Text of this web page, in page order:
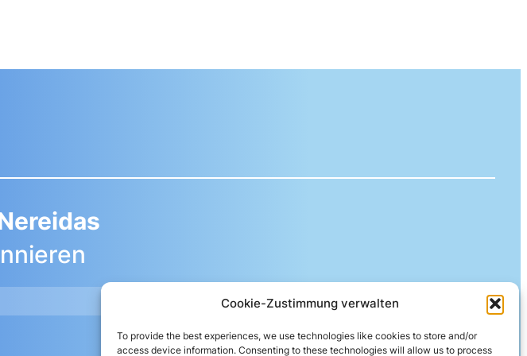
Cookie-Zustimmung verwalten
To provide the best experiences, we use technologies like cookies to store and/or
access device information. Consenting to these technologies will allow us to process
Nereida AG